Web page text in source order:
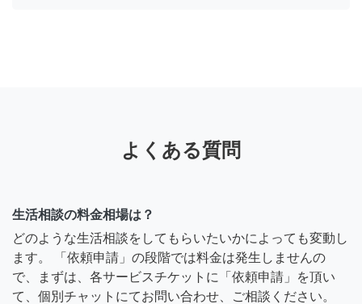
よくある質問
生活相談の料金相場は？
どのような生活相談をしてもらいたいかによっても変動し
ます。 「依頼申請」の段階では料金は発生しませんの
で、まずは、各サービスチケットに「依頼申請」を頂い
て、個別チャットにてお問い合わせ、ご相談ください。